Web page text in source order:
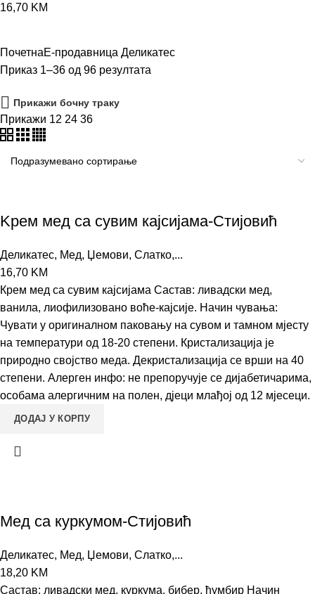
16,70 KM
ПочетнаЕ-продавница Деликатес
Приказ 1–36 од 96 резултата
Прикажи бочну траку
Прикажи 12 24 36
Kрем мед са сувим кајсијама-Стијовић
Деликатес, Мед, Џемови, Слатко,...
16,70 KM
Крем мед са сувим кајсијама Састав: ливадски мед,
ванила, лиофилизовано воће-кајсије. Начин чувања:
Чувати у оригиналном паковању на сувом и тамном мјесту
на температури од 18-20 степени. Кристализација је
природно својство меда. Декристализација се врши на 40
степени. Алерген инфо: не препоручује се дијабетичарима,
особама алергичним на полен, дјеци млађој од 12 мјесеци.
ДОДАЈ У КОРПУ
Meд са куркумом-Стијовић
Деликатес, Мед, Џемови, Слатко,...
18,20 KM
Састав: ливадски мед, куркума, бибер, ђумбир Начин